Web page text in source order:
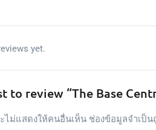
yet.
to review “The Base
ไม่แสดงให้คนอื่นเห็น ช่องข้อมูลจำเป็น